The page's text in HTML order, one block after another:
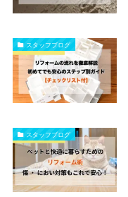
スタッフブログ
スタッフブログ